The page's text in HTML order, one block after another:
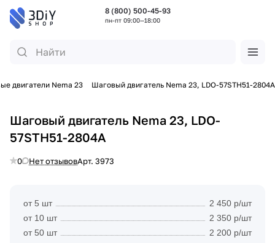
8 (800) 500-45-93
пн-пт 09:00—18:00
двигатели Nema 23 Шаговый двигатель Nema 23, LDO-57STH51-2804A
Шаговый двигатель Nema 23, LDO-
57STH51-2804A
0 Нет отзывовАрт. 3973
от 5 шт
2 450 р/шт
от 10 шт
2 350 р/шт
от 50 шт
2 200 р/шт